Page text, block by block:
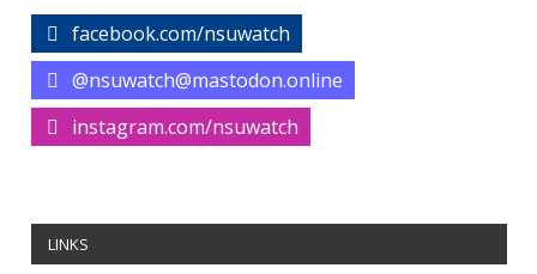
facebook.com/nsuwatch
@nsuwatch@mastodon.online
instagram.com/nsuwatch
LINKS